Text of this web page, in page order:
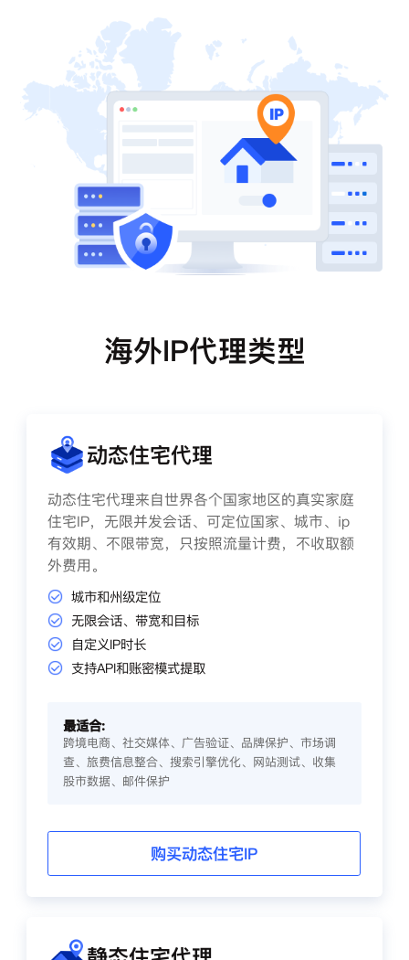
海外IP代理类型
动态住宅代理
动态住宅代理来自世界各个国家地区的真实家庭
住宅IP，无限并发会话、可定位国家、城市、ip
有效期、不限带宽，只按照流量计费，不收取额
外费用。
城市和州级定位
无限会话、带宽和目标
自定义IP时长
支持API和账密模式提取
最适合:
跨境电商、社交媒体、广告验证、品牌保护、市场调
查、旅费信息整合、搜索引擎优化、网站测试、收集
股市数据、邮件保护
购买动态住宅IP